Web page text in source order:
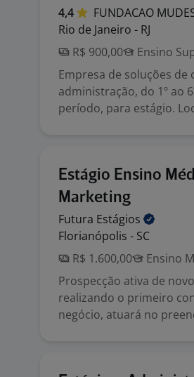
4,4 FUNDACAO
Rio de Janeiro - RJ
R$ 900,00
Ensino
Empresa de soluções
administração, do 1º ao
período, para estágio.
Estágio Ensino
Marketing
Futura Estágios
Florianópolis - SC
R$ 1.600,00
Ensino
Prospecção ativa de
realizando o primeiro
negócio, atuará no